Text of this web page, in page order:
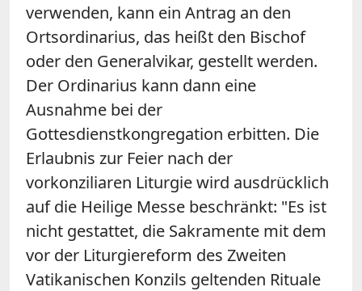
verwenden, kann ein Antrag an den
Ortsordinarius, das heißt den Bischof
oder den Generalvikar, gestellt werden.
Der Ordinarius kann dann eine
Ausnahme bei der
Gottesdienstkongregation erbitten. Die
Erlaubnis zur Feier nach der
vorkonziliaren Liturgie wird ausdrücklich
auf die Heilige Messe beschränkt: "Es ist
nicht gestattet, die Sakramente mit dem
vor der Liturgiereform des Zweiten
Vatikanischen Konzils geltenden Rituale